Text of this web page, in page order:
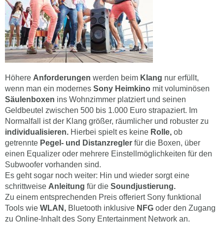
Höhere Anforderungen werden beim Klang nur erfüllt,
wenn man ein modernes Sony Heimkino mit voluminösen
Säulenboxen ins Wohnzimmer platziert und seinen
Geldbeutel zwischen 500 bis 1.000 Euro strapaziert. Im
Normalfall ist der Klang größer, räumlicher und robuster zu
individualisieren. Hierbei spielt es keine Rolle, ob
getrennte Pegel- und Distanzregler für die Boxen, über
einen Equalizer oder mehrere Einstellmöglichkeiten für den
Subwoofer vorhanden sind.
Es geht sogar noch weiter: Hin und wieder sorgt eine
schrittweise Anleitung für die Soundjustierung.
Zu einem entsprechenden Preis offeriert Sony funktional
Tools wie WLAN, Bluetooth inklusive NFG oder den Zugang
zu Online-Inhalt des Sony Entertainment Network an.